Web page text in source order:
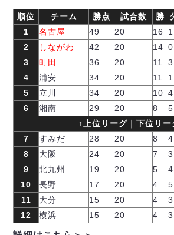
順位 チーム 勝点 試合数 勝
1
名古屋 49 20 16 1
2
しながわ 42 20 14 0
3
町田 36 20 11 3
4
浦安 34 20 11 1
5
立川 34 20 10 4
6
湘南 29 20 8 5
↑上位リーグ｜下位リー
7
すみだ 28 20 8 4
8
大阪 24 20 7 3
9
北九州 19 20 5 4
10
長野 17 20 4 5
11
大分 15 20 4 3
12
横浜 15 20 4 3